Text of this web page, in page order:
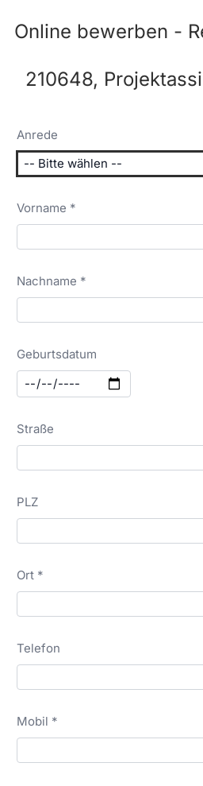
Online bewerben -
210648,
Anrede
Vorname *
Nachname *
Geburtsdatum
Straße
PLZ
Ort *
Telefon
Mobil *